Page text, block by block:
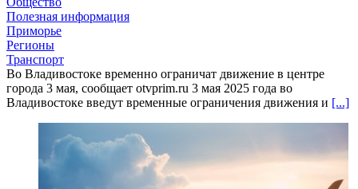
Полезная информация
Приморье
Регионы
Транспорт
Во Владивостоке временно ограничат движение в центре
города 3 мая, сообщает otvprim.ru 3 мая 2025 года во
Владивостоке введут временные ограничения движения и [...]